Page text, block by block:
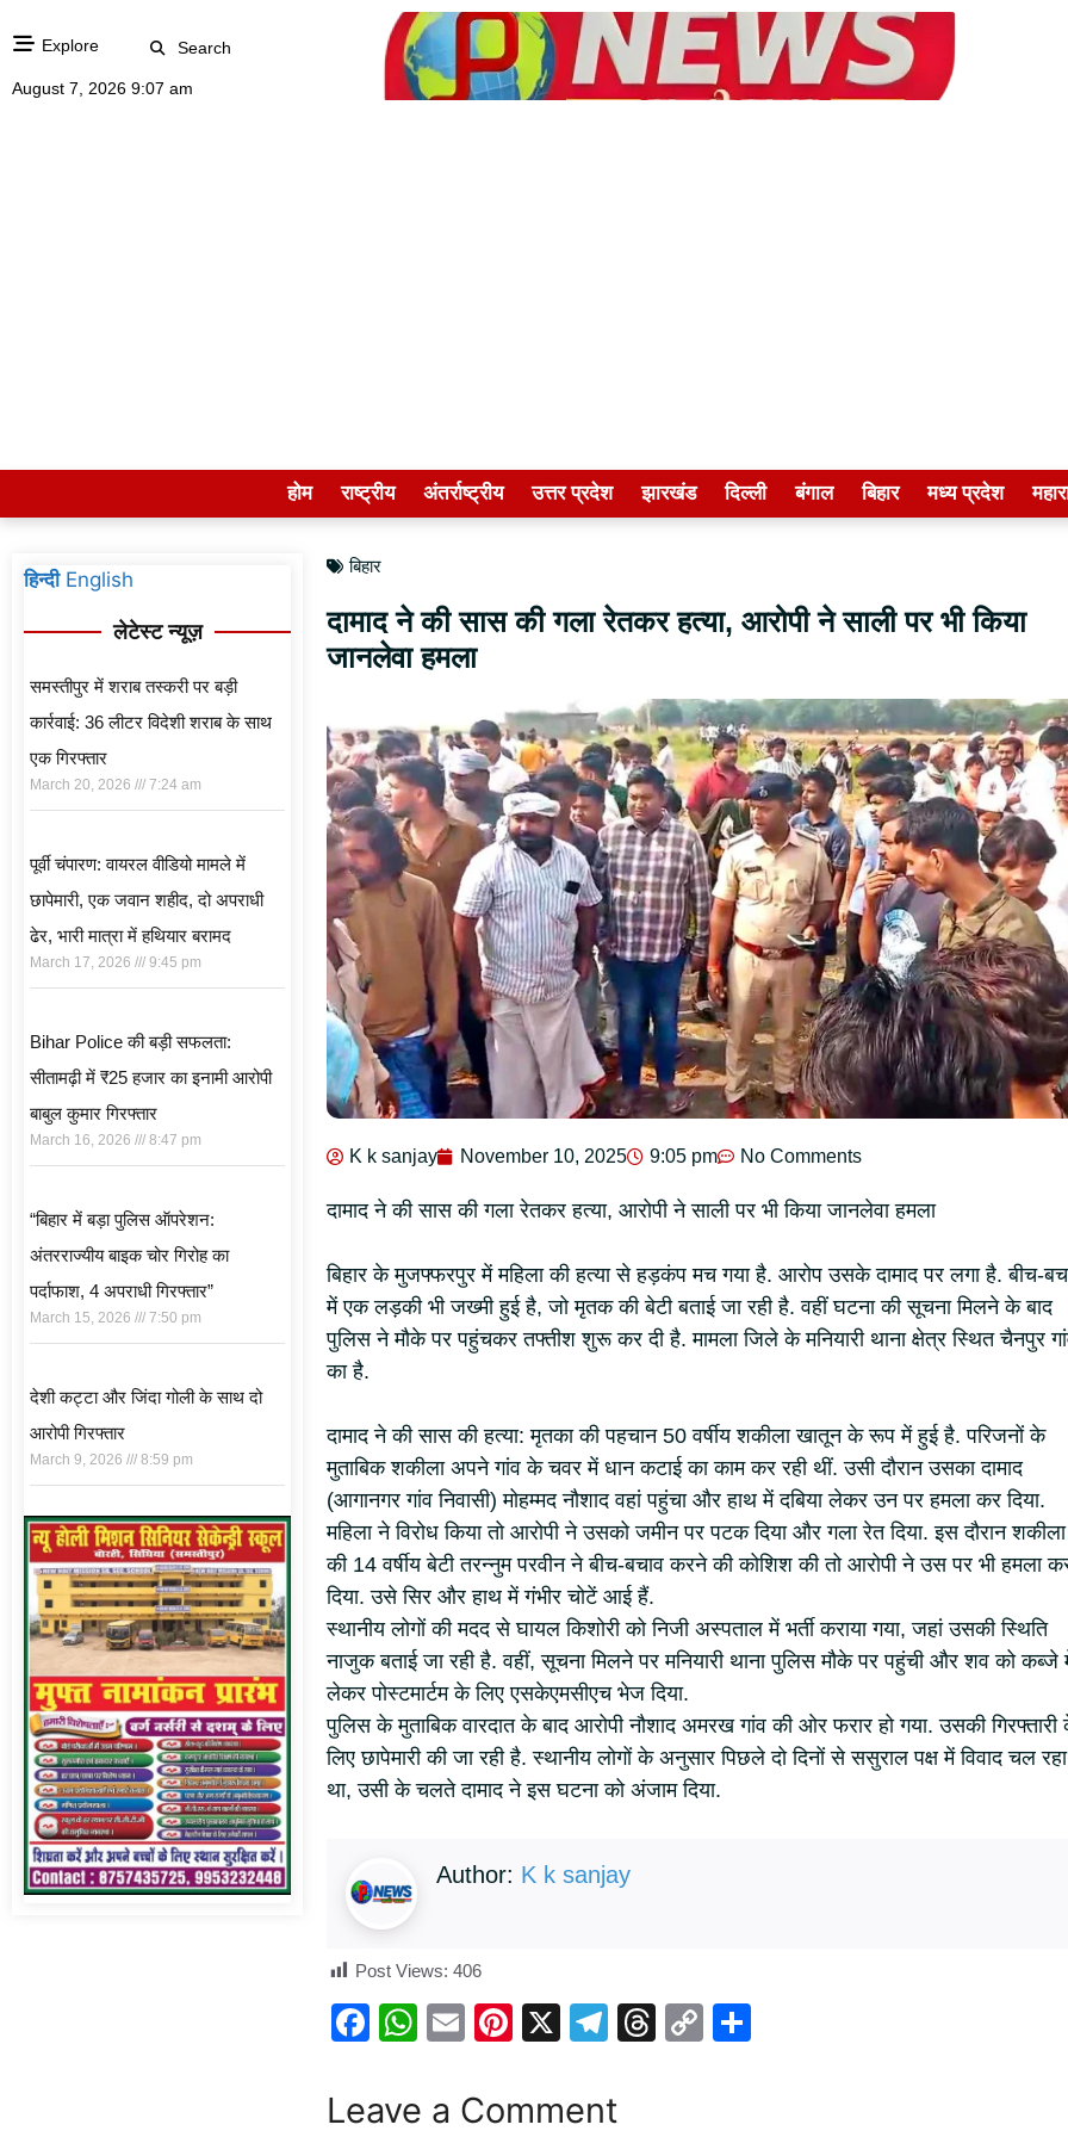
Explore Search
August 7, 2026 9:07 am
होम राष्ट्रीय अंतर्राष्ट्रीय उत्तर प्रदेश झारखंड दिल्ली बंगाल बिहार मध्य प्रदेश
हिन्दी English
लेटेस्ट न्यूज़
समस्तीपुर में शराब तस्करी पर बड़ी
कार्रवाई: 36 लीटर विदेशी शराब के साथ
एक गिरफ्तार
March 20, 2026 7:24 am
पूर्वी चंपारण: वायरल वीडियो मामले में
छापेमारी, एक जवान शहीद, दो अपराधी
ढेर, भारी मात्रा में हथियार बरामद
March 17, 2026 9:45 pm
Bihar Police की बड़ी सफलता:
सीतामढ़ी में ₹25 हजार का इनामी आरोपी
बाबुल कुमार गिरफ्तार
March 16, 2026 8:47 pm
“बिहार में बड़ा पुलिस ऑपरेशन:
अंतरराज्यीय बाइक चोर गिरोह का
पर्दाफाश, 4 अपराधी गिरफ्तार”
March 15, 2026 7:50 pm
देशी कट्टा और जिंदा गोली के साथ दो
आरोपी गिरफ्तार
March 9, 2026 8:59 pm
बिहार
दामाद ने की सास की गला रेतकर हत्या, आरोपी ने साली पर भी किया
जानलेवा हमला
K k sanjay November 10, 2025 9:05 pm No Comments
दामाद ने की सास की गला रेतकर हत्या, आरोपी ने साली पर भी किया जानलेवा हमला
बिहार के मुजफ्फरपुर में महिला की हत्या से हड़कंप मच गया है. आरोप उसके दामाद पर लगा है. बीच-
में एक लड़की भी जख्मी हुई है, जो मृतक की बेटी बताई जा रही है. वहीं घटना की सूचना मिलने के बाद
पुलिस ने मौके पर पहुंचकर तफ्तीश शुरू कर दी है. मामला जिले के मनियारी थाना क्षेत्र स्थित चैनपुर
का है.
दामाद ने की सास की हत्या: मृतका की पहचान 50 वर्षीय शकीला खातून के रूप में हुई है. परिजनों के
मुताबिक शकीला अपने गांव के चवर में धान कटाई का काम कर रही थीं. उसी दौरान उसका दामाद
(आगानगर गांव निवासी) मोहम्मद नौशाद वहां पहुंचा और हाथ में दबिया लेकर उन पर हमला कर दिया.
महिला ने विरोध किया तो आरोपी ने उसको जमीन पर पटक दिया और गला रेत दिया. इस दौरान शकीला
की 14 वर्षीय बेटी तरन्नुम परवीन ने बीच-बचाव करने की कोशिश की तो आरोपी ने उस पर भी हमला
दिया. उसे सिर और हाथ में गंभीर चोटें आई हैं.
स्थानीय लोगों की मदद से घायल किशोरी को निजी अस्पताल में भर्ती कराया गया, जहां उसकी स्थिति
नाजुक बताई जा रही है. वहीं, सूचना मिलने पर मनियारी थाना पुलिस मौके पर पहुंची और शव को कब्जे
लेकर पोस्टमार्टम के लिए एसकेएमसीएच भेज दिया.
पुलिस के मुताबिक वारदात के बाद आरोपी नौशाद अमरख गांव की ओर फरार हो गया. उसकी गिरफ्तारी
लिए छापेमारी की जा रही है. स्थानीय लोगों के अनुसार पिछले दो दिनों से ससुराल पक्ष में विवाद चल रहा
था, उसी के चलते दामाद ने इस घटना को अंजाम दिया.
Author: K k sanjay
Post Views: 406
F
c
W
at
E
ail
Pi
er
X
T
e
T
C
Leave a Comment